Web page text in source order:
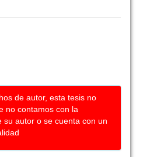
de autor, esta tesis no
no contamos con la
su autor o se cuenta con un